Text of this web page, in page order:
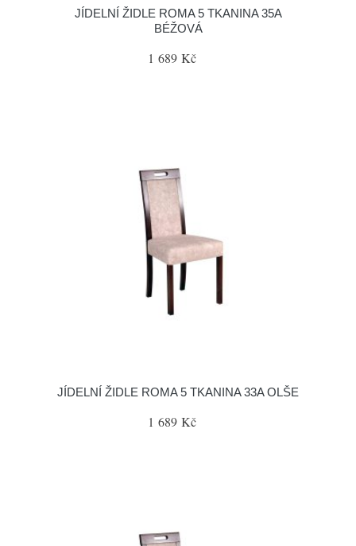
JÍDELNÍ ŽIDLE ROMA 5 TKANINA 35A
BÉŽOVÁ
1 689 Kč
JÍDELNÍ ŽIDLE ROMA 5 TKANINA 33A OLŠE
1 689 Kč